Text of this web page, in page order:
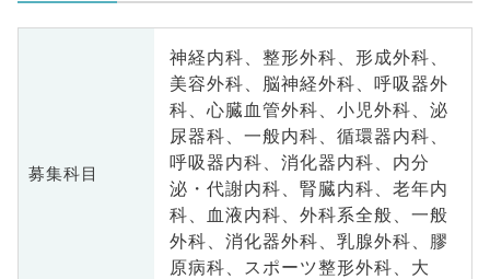
募集科目
神経内科、整形外科、形成外科、
美容外科、脳神経外科、呼吸器外
科、心臓血管外科、小児外科、泌
尿器科、一般内科、循環器内科、
呼吸器内科、消化器内科、内分
泌・代謝内科、腎臓内科、老年内
科、血液内科、外科系全般、一般
外科、消化器外科、乳腺外科、膠
原病科、スポーツ整形外科、大